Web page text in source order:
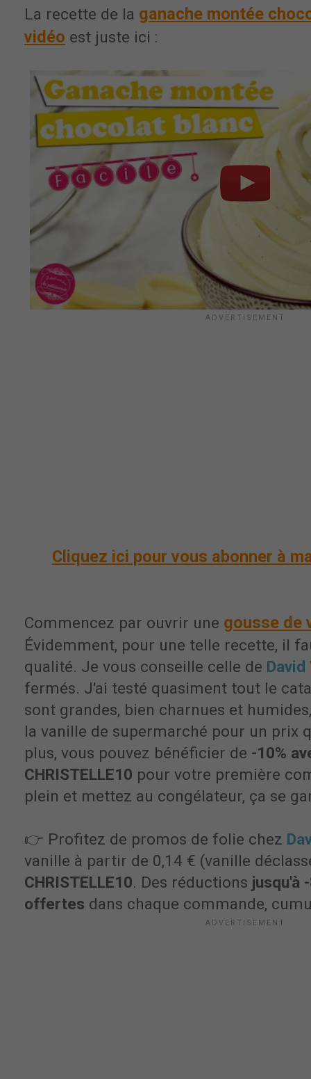
La recette de la ganache montée
vidéo est juste ici :
Cliquez ici pour vous abonner à
Commencez par ouvrir une gousse de
Évidemment, pour une telle recette, il
qualité. Je vous conseille celle de David
fermés. J'ai testé quasiment tout le
sont grandes, bien charnues et
la vanille de supermarché pour un prix
plus, vous pouvez bénéficier de -10%
CHRISTELLE10 pour votre première
plein et mettez au congélateur, ça se
👉 Profitez de promos de folie chez
vanille à partir de 0,14 € (vanille
CHRISTELLE10. Des réductions jusqu'à
offertes dans chaque commande,